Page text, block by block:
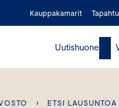
Kauppakamarit
Uutishuone
› ETSI LAUSUNTOA